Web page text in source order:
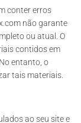
conter erros
não garante
ou atual. O
contidos em
entanto, o
tais materiais.
ao seu site e